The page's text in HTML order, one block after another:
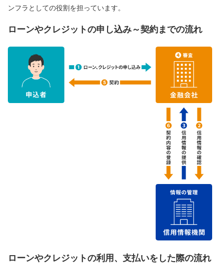
ンフラとしての役割を担っています。
ローンやクレジットの申し込み～契約までの流れ
ローンやクレジットの利用、支払いをした際の流れ